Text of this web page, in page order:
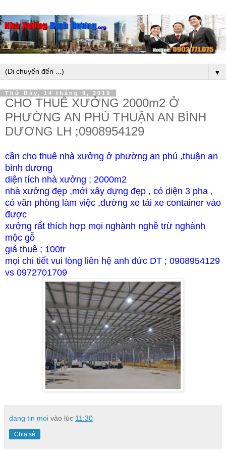
▼
Thứ Bảy, 14 tháng 9, 2019
CHO THUÊ XƯỞNG 2000m2 Ở
PHƯỜNG AN PHÚ THUẬN AN BÌNH
DƯƠNG LH ;0908954129
cần cho thuê nhà xưởng ở phường an phú ,thuận an
bình dương
diện tích nhà xưởng ; 2000m2
nhà xưởng đẹp ,mới xây dựng đẹp , có diện 3 pha ,
có văn phòng làm việc ,đường xe tải xe container vào
được
xưởng rất thích hợp mọi nghành nghề trừ nghành
mộc gỗ
giá thuê ; 100tr
mọi chi tiết vui lòng liên hệ anh đức DT ; 0908954129
vs 0972701709
dang tin moi vào lúc 11:30
Chia sẻ